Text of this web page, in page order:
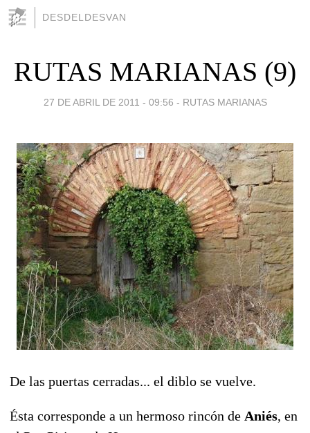
DESDELDESVAN
RUTAS MARIANAS (9)
27 DE ABRIL DE 2011 - 09:56 - RUTAS MARIANAS
De las puertas cerradas... el diblo se vuelve.
Ésta corresponde a un hermoso rincón de Aniés, en